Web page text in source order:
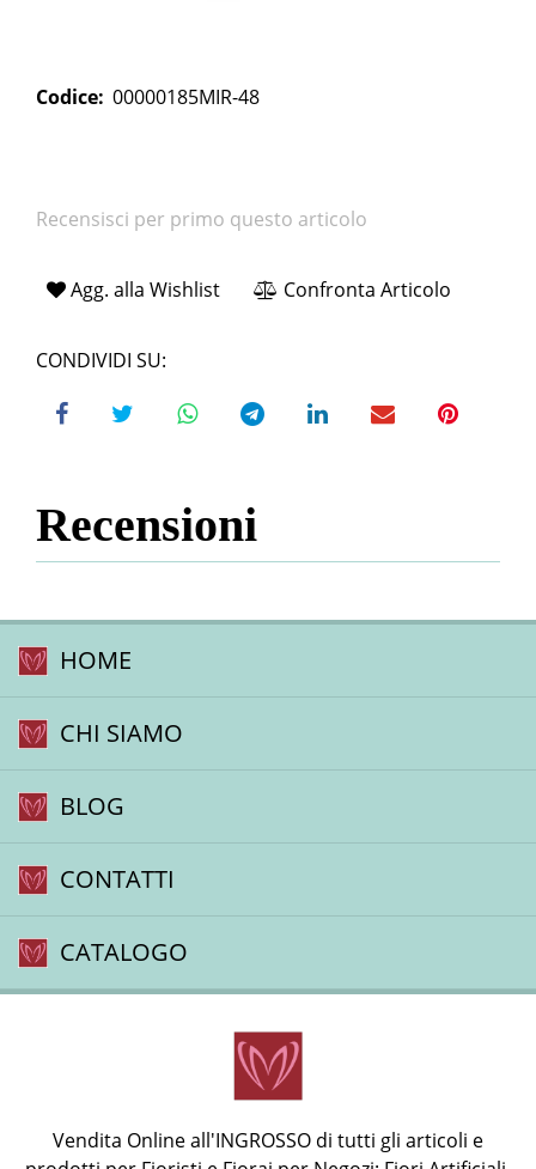
Codice: 00000185MIR-48
Recensisci per primo questo articolo
Agg. alla Wishlist Confronta Articolo
CONDIVIDI SU:
Recensioni
HOME
CHI SIAMO
BLOG
CONTATTI
CATALOGO
Vendita Online all'INGROSSO di tutti gli articoli e